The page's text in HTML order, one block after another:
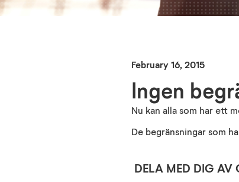
February 16, 2015
Ingen
Nu kan alla som har ett
De begränsningar som
DELA MED DIG AV